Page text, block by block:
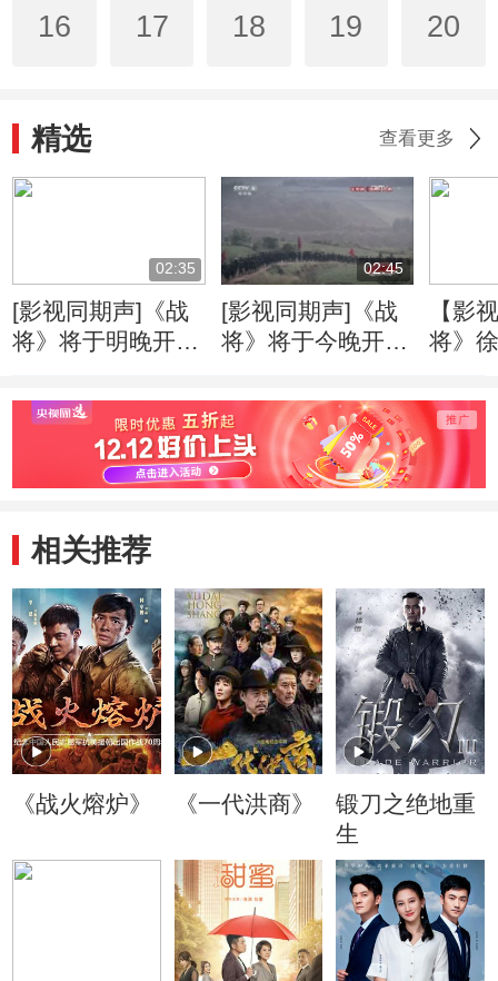
16 17 18 19 20
精选 查看更多
02:35
[影视同期声]《战
将》将于明晚开播
军韩先楚
02:45
[影视同期声]《战
将》将于今晚开播
楚风采
【影
将》
国庆档
相关推荐
《战火熔炉》 《一代洪商》
锻刀之绝地重
生